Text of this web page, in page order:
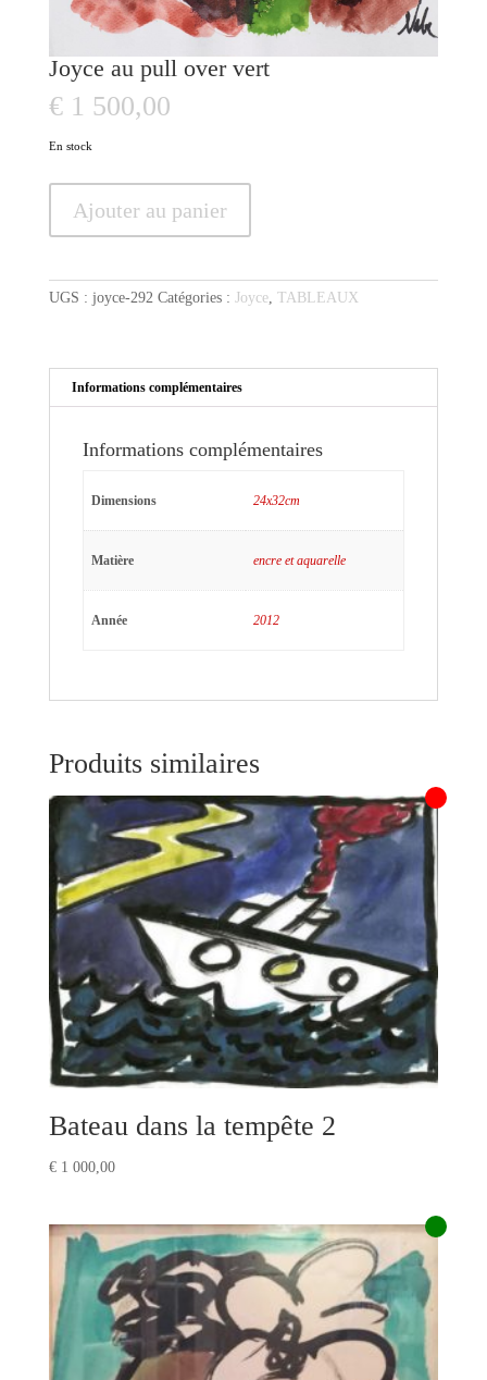
Joyce au pull over vert
€1 500,00
En stock
Joyce
pull
over
Ajouter au panier
UGS : joyce-292 Catégories : Joyce, TABLEAUX
Informations complémentaires
Informations complémentaires
Dimensions 24x32cm
Matière encre et aquarelle
Année 2012
Produits similaires
Bateau dans la tempête 2
€1 000,00